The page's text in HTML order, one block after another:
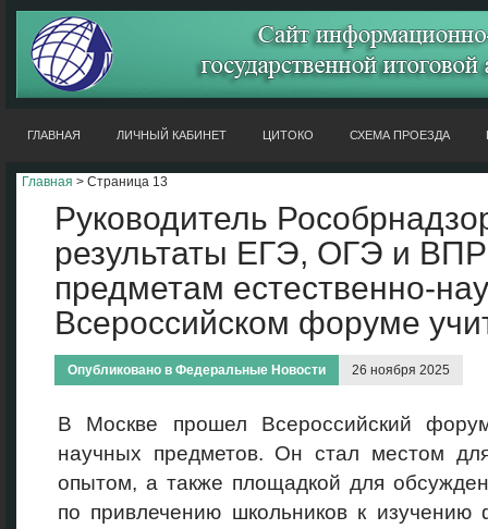
ГЛАВНАЯ ЛИЧНЫЙ КАБИНЕТ ЦИТОКО СХЕМА ПРОЕЗДА
Главная > Страница 13
Руководитель
результаты ЕГЭ, ОГЭ и
предметам естественно-
Всероссийском форуме
Опубликовано в Федеральные Новости 26 ноября 2025
В Москве прошел Всероссийский
научных предметов. Он стал местом
опытом, а также площадкой для
по привлечению школьников к изучению